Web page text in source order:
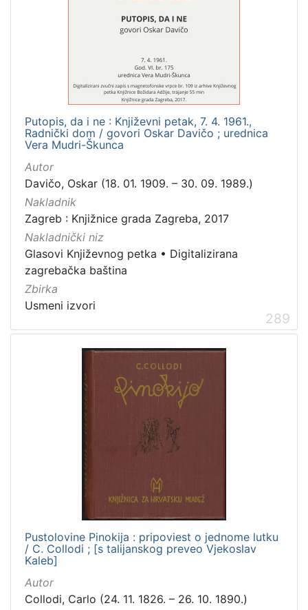
Putopis, da i ne : Književni petak, 7. 4. 1961.,
Radnički dom / govori Oskar Davičo ; urednica
Vera Mudri-Škunca
Autor
Davičo, Oskar (18. 01. 1909. – 30. 09. 1989.)
Nakladnik
Zagreb : Knjižnice grada Zagreba, 2017
Nakladnički niz
Glasovi Književnog petka • Digitalizirana
zagrebačka baština
Zbirka
Usmeni izvori
289
Pustolovine Pinokija : pripoviest o jednome lutku
/ C. Collodi ; [s talijanskog preveo Vjekoslav
Kaleb]
Autor
Collodi, Carlo (24. 11. 1826. – 26. 10. 1890.)